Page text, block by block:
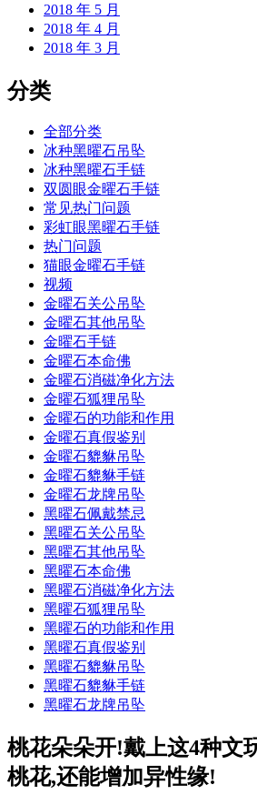
2018 年 5 月
2018 年 4 月
2018 年 3 月
分类
全部分类
冰种黑曜石吊坠
冰种黑曜石手链
双圆眼金曜石手链
常见热门问题
彩虹眼黑曜石手链
热门问题
猫眼金曜石手链
视频
金曜石关公吊坠
金曜石其他吊坠
金曜石手链
金曜石本命佛
金曜石消磁净化方法
金曜石狐狸吊坠
金曜石的功能和作用
金曜石真假鉴别
金曜石貔貅吊坠
金曜石貔貅手链
金曜石龙牌吊坠
黑曜石佩戴禁忌
黑曜石关公吊坠
黑曜石其他吊坠
黑曜石本命佛
黑曜石消磁净化方法
黑曜石狐狸吊坠
黑曜石的功能和作用
黑曜石真假鉴别
黑曜石貔貅吊坠
黑曜石貔貅手链
黑曜石龙牌吊坠
桃花朵朵开!戴上这4种文
桃花,还能增加异性缘!